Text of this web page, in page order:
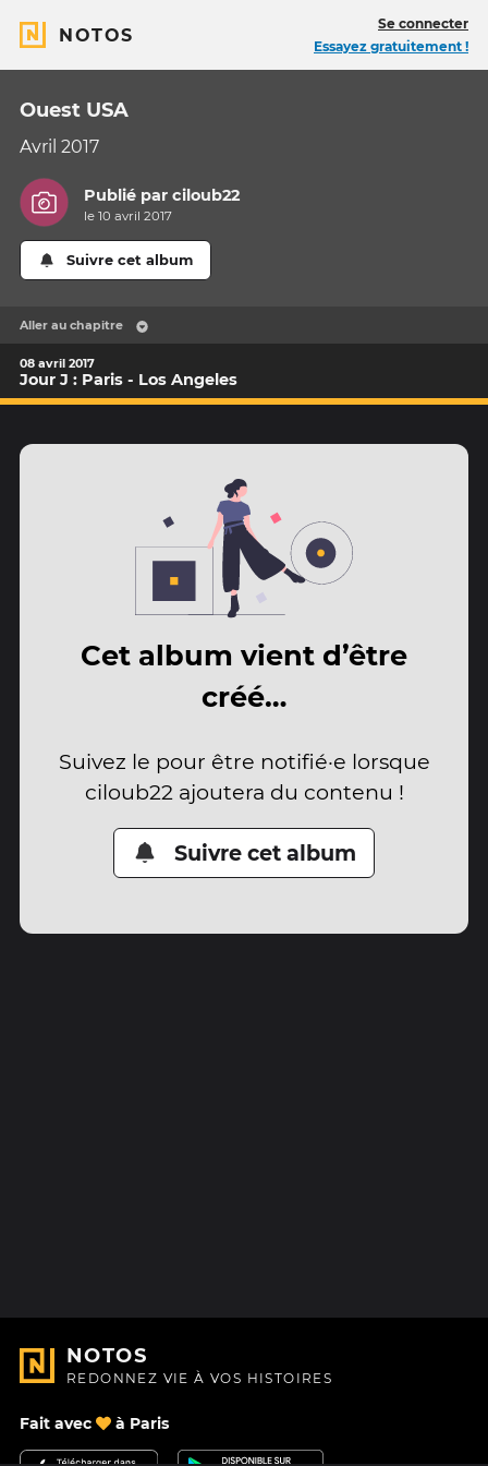
NOTOS
Se connecter
Essayez gratuitement !
Ouest USA
Avril 2017
Publié parciloub22
le 10 avril 2017
Suivre cet album
Aller au chapitre
08 avril 2017
Jour J : Paris - Los Angeles
Cet album vient d’être
créé…
Suivez le pour être notifié·e lorsque
ciloub22 ajoutera du contenu !
Suivre cet album
NOTOS
REDONNEZ VIE À VOS HISTOIRES
Fait avec à Paris